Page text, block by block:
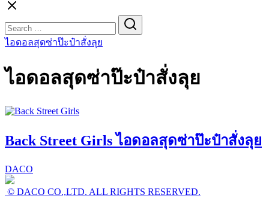
for:
ไอดอลสุดซ่าป๊ะป๋าสั่งลุย
ไอดอลสุดซ่าป๊ะป๋าสั่งลุย
Back Street Girls ไอดอลสุดซ่าป๊ะป๋าสั่งลุย
DACO
© DACO CO.,LTD. ALL RIGHTS RESERVED.